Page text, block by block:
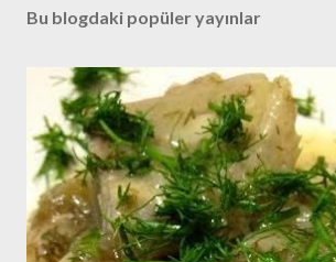
Bu blogdaki popüler yayınlar